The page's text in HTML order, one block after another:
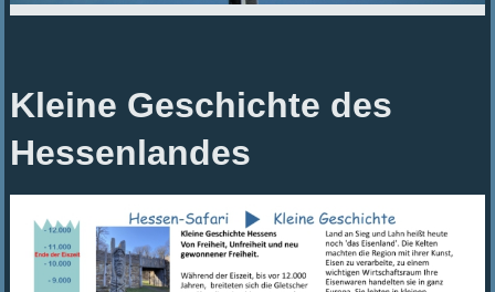
Kleine Geschichte des
Hessenlandes